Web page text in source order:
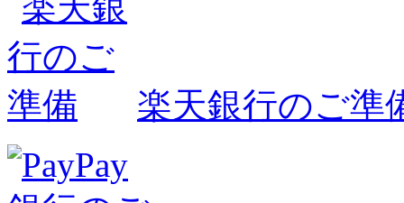
楽天銀行のご準